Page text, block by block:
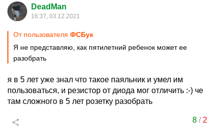
DeadMan
16:37, 03.12.2021
От пользователя ФСБук
Я не представляю, как пятилетний ребенок может ее
разобрать
я в 5 лет уже знал что такое паяльник и умел им
пользоваться, и резистор от диода мог отличить :-) че
там сложного в 5 лет розетку разобрать
8/ 2